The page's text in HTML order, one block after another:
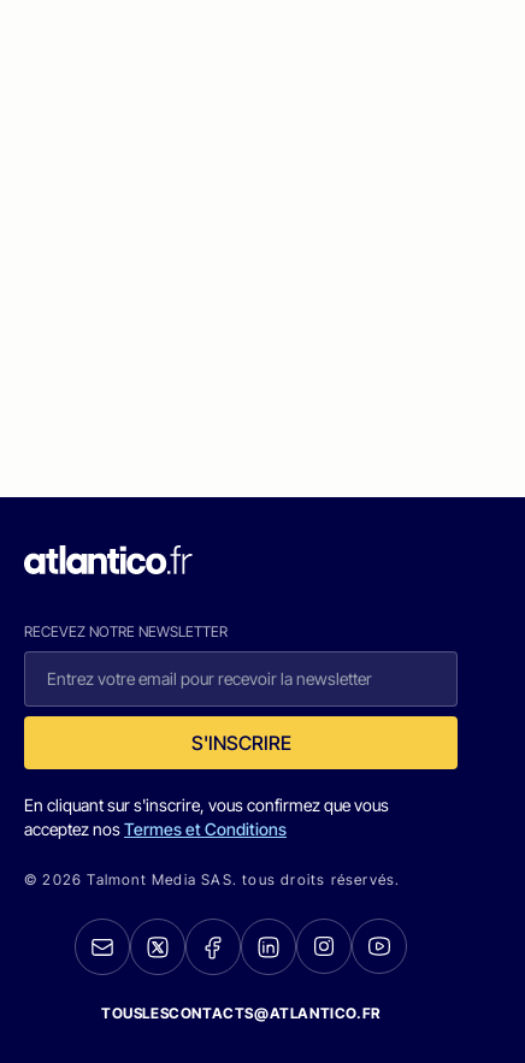
RECEVEZ NOTRE NEWSLETTER
S'INSCRIRE
En cliquant sur s'inscrire, vous confirmez que vous
acceptez nosTermes et Conditions
© 2026 Talmont Media SAS. tous droits réservés.
TOUSLESCONTACTS@ATLANTICO.FR